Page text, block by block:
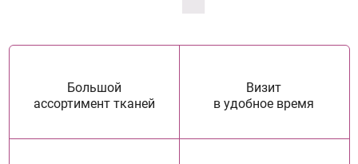
Большой
ассортимент тканей
Визит
в удобное время